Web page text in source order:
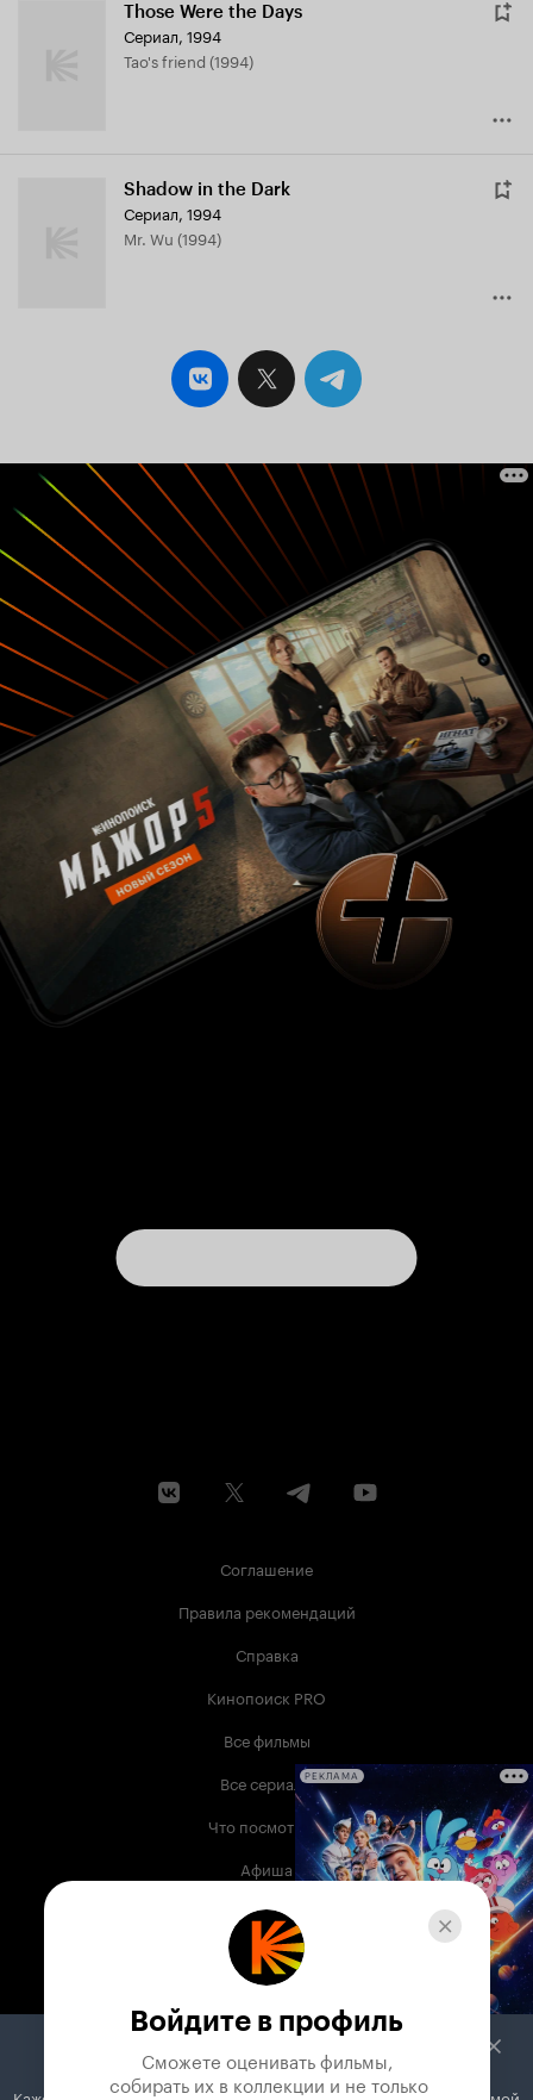
Those Were the Days
Сериал, 1994
Tao's friend (1994)
Shadow in the Dark
Сериал, 1994
Mr. Wu (1994)
Соглашение
Правила рекомендаций
Справка
Кинопоиск PRO
Все фильмы
Все сериалы
Что посмотреть
Афиша
Музыка
Телепрограмма
Служба поддержки
РЕКЛАМА
Войдите в профиль
Сможете оценивать фильмы,
собирать их в коллекции и не только